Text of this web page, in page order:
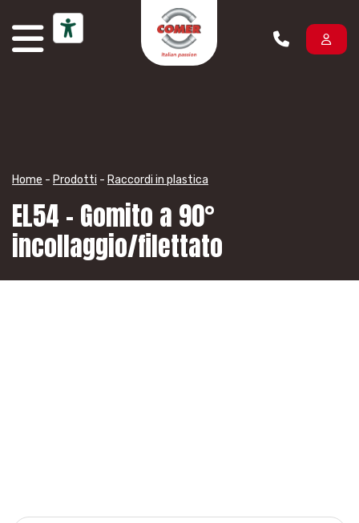
Home - Prodotti - Raccordi in plastica
EL54 – Gomito a 90°
incollaggio/filettato